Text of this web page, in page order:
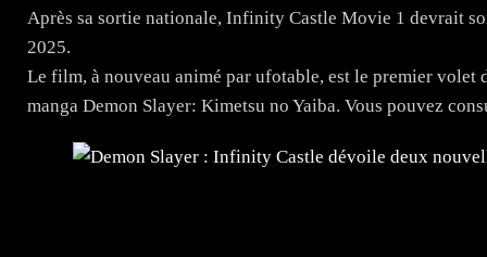
Après sa sortie nationale, Infinity Castle Movie 1 devrait
2025.
Le film, à nouveau animé par ufotable, est le premier
manga Demon Slayer: Kimetsu no Yaiba. Vous pouvez